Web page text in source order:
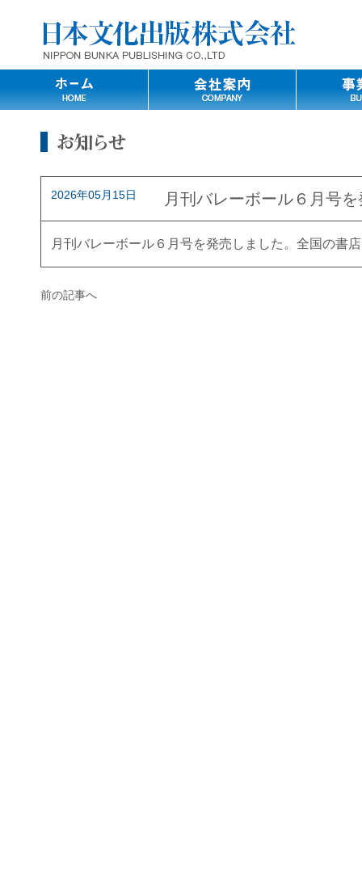
2026年05月15日 月刊バレーボール６月号
月刊バレーボール６月号を発売しました。全国の書
前の記事へ